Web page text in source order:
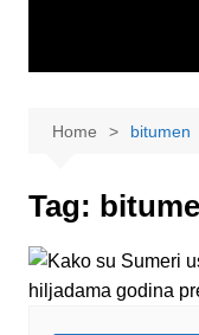
Home bitumen
Tag: